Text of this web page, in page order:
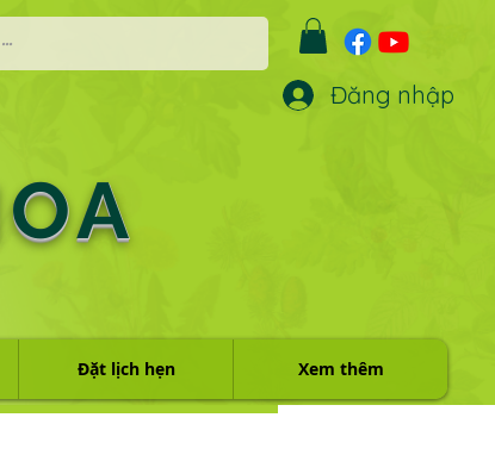
Đăng nhập
Đặt lịch hẹn Xem thêm